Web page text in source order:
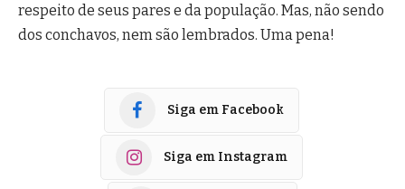
respeito de seus pares e da população. Mas, não sendo
dos conchavos, nem são lembrados. Uma pena!
Siga em Facebook
Siga em Instagram